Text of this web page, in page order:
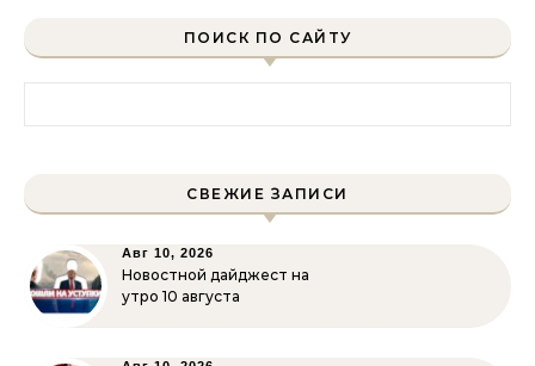
ПОИСК ПО САЙТУ
СВЕЖИЕ ЗАПИСИ
Авг 10, 2026
Новостной дайджест на
утро 10 августа